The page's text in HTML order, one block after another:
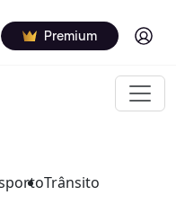
Premium Log in
Trânsito